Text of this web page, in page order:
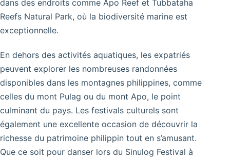
dans des endroits comme Apo Reef et Tubbataha
Reefs Natural Park, où la biodiversité marine est
exceptionnelle.
En dehors des activités aquatiques, les expatriés
peuvent explorer les nombreuses randonnées
disponibles dans les montagnes philippines, comme
celles du mont Pulag ou du mont Apo, le point
culminant du pays. Les festivals culturels sont
également une excellente occasion de découvrir la
richesse du patrimoine philippin tout en s’amusant.
Que ce soit pour danser lors du Sinulog Festival à